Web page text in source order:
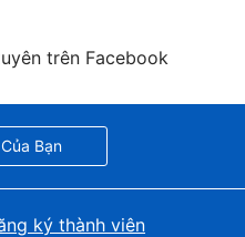
trên Facebook
Bạn
ký thành viên